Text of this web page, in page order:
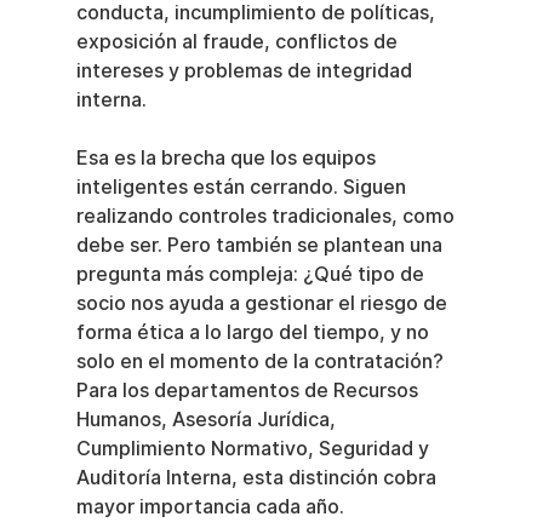
conducta, incumplimiento de políticas,
exposición al fraude, conflictos de
intereses y problemas de integridad
interna.
Esa es la brecha que los equipos
inteligentes están cerrando. Siguen
realizando controles tradicionales, como
debe ser. Pero también se plantean una
pregunta más compleja: ¿Qué tipo de
socio nos ayuda a gestionar el riesgo de
forma ética a lo largo del tiempo, y no
solo en el momento de la contratación?
Para los departamentos de Recursos
Humanos, Asesoría Jurídica,
Cumplimiento Normativo, Seguridad y
Auditoría Interna, esta distinción cobra
mayor importancia cada año.